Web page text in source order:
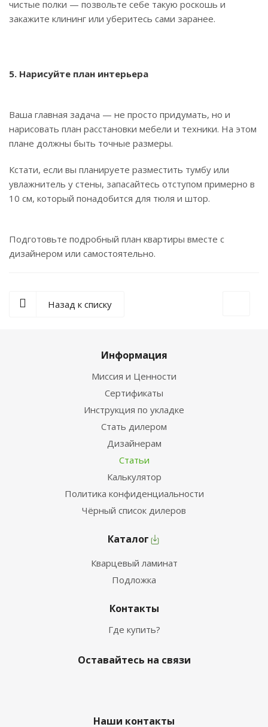
чистые полки — позвольте себе такую роскошь и
закажите клининг или уберитесь сами заранее.
5. Нарисуйте план интерьера
Ваша главная задача — не просто придумать, но и
нарисовать план расстановки мебели и техники. На этом
плане должны быть точные размеры.
Кстати, если вы планируете разместить тумбу или
увлажнитель у стены, запасайтесь отступом примерно в
10 см, который понадобится для тюля и штор.
Подготовьте подробный план квартиры вместе с
дизайнером или самостоятельно.
Назад к списку
Информация
Миссия и Ценности
Сертификаты
Инструкция по укладке
Стать дилером
Дизайнерам
Статьи
Калькулятор
Политика конфиденциальности
Чёрный список дилеров
Каталог
Кварцевый ламинат
Подложка
Контакты
Где купить?
Оставайтесь на связи
Наши контакты